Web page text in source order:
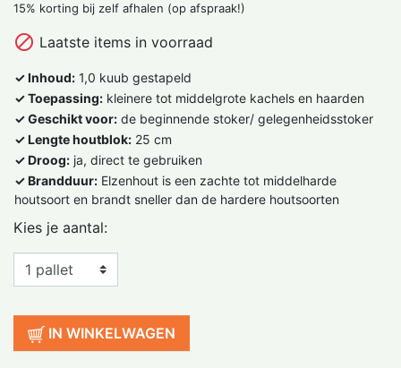
15% korting bij zelf afhalen (op afspraak!)
 Laatste items in voorraad
✓ Inhoud: 1,0 kuub gestapeld
✓ Toepassing: kleinere tot middelgrote kachels en haarden
✓ Geschikt voor: de beginnende stoker/ gelegenheidsstoker
✓ Lengte houtblok: 25 cm
✓ Droog: ja, direct te gebruiken
✓ Brandduur: Elzenhout is een zachte tot middelharde
houtsoort en brandt sneller dan de hardere houtsoorten
Kies je aantal:
IN WINKELWAGEN